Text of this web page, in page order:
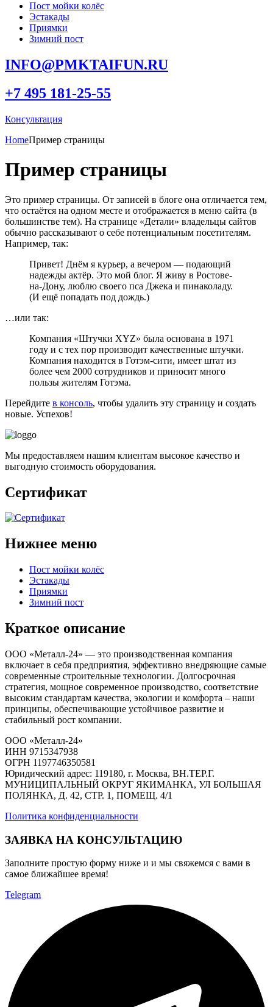
Пост мойки колёс
Эстакады
Приямки
Зимний пост
INFO@PMKTAIFUN.RU
+7 495 181-25-55
Консультация
HomeПример страницы
Пример страницы
Это пример страницы. От записей в блоге она отличается тем,
что остаётся на одном месте и отображается в меню сайта (в
большинстве тем). На странице «Детали» владельцы сайтов
обычно рассказывают о себе потенциальным посетителям.
Например, так:
Привет! Днём я курьер, а вечером — подающий
надежды актёр. Это мой блог. Я живу в Ростове-
на-Дону, люблю своего пса Джека и пинаколаду.
(И ещё попадать под дождь.)
…или так:
Компания «Штучки XYZ» была основана в 1971
году и с тех пор производит качественные штучки.
Компания находится в Готэм-сити, имеет штат из
более чем 2000 сотрудников и приносит много
пользы жителям Готэма.
Перейдите в консоль, чтобы удалить эту страницу и создать
новые. Успехов!
Мы предоставляем нашим клиентам высокое качество и
выгодную стоимость оборудования.
Сертификат
Нижнее меню
Пост мойки колёс
Эстакады
Приямки
Зимний пост
Краткое описание
ООО «Металл-24» — это производственная компания
включает в себя предприятия, эффективно внедряющие самые
современные строительные технологии. Долгосрочная
стратегия, мощное современное производство, соответствие
высоким стандартам качества, экологии и комфорта – наши
принципы, обеспечивающие устойчивое развитие и
стабильный рост компании.
ООО «Металл-24»
ИНН 9715347938
ОГРН 1197746350581
Юридический адрес: 119180, г. Москва, ВН.ТЕР.Г.
МУНИЦИПАЛЬНЫЙ ОКРУГ ЯКИМАНКА, УЛ БОЛЬШАЯ
ПОЛЯНКА, Д. 42, СТР. 1, ПОМЕЩ. 4/1
Политика конфиденциальности
ЗАЯВКА НА КОНСУЛЬТАЦИЮ
Заполните простую форму ниже и и мы свяжемся с вами в
самое ближайшее время!
Telegram